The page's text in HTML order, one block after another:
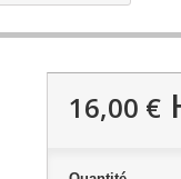
16,00 €